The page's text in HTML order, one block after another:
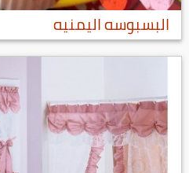
البسبوسه اليمنيه